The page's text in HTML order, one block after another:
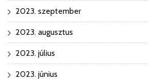
2023. szeptember
2023. augusztus
2023. július
2023. június